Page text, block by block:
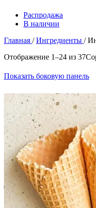
Распродажа
В наличии
Главная / Ингредиенты /
Отображение 1–24 из 37
Показать боковую панель